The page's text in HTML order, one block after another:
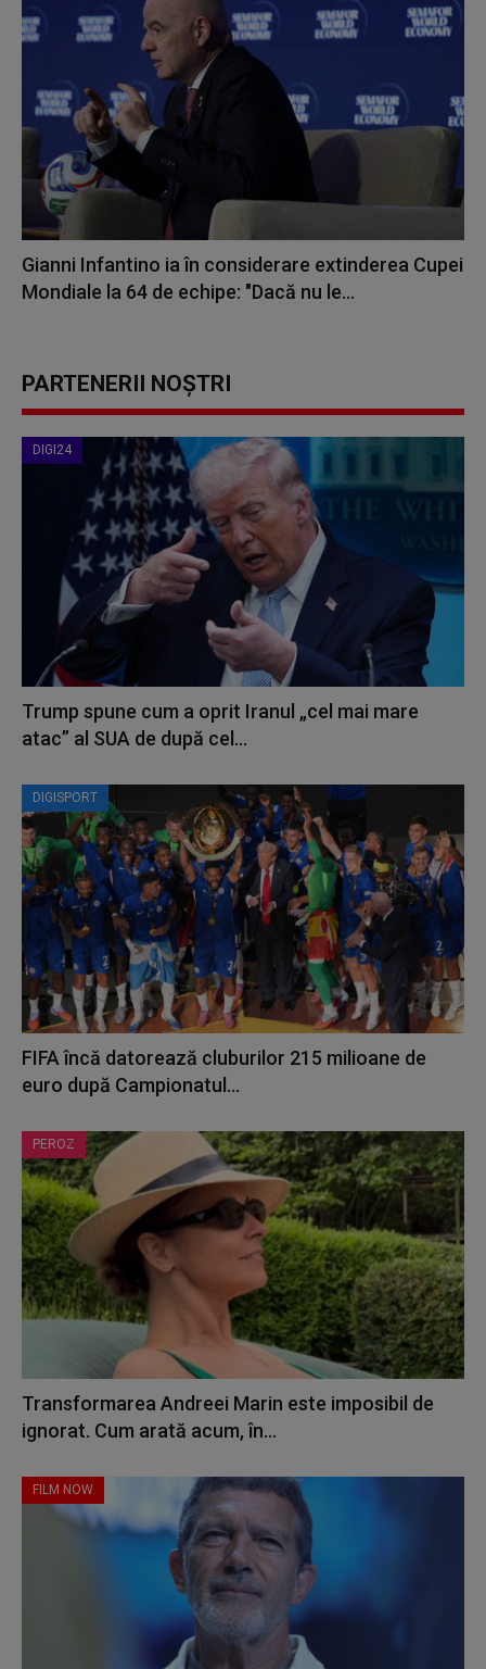
Gianni Infantino ia în considerare extinderea Cupei
Mondiale la 64 de echipe: "Dacă nu le...
PARTENERII NOȘTRI
DIGI24
Trump spune cum a oprit Iranul „cel mai mare
atac” al SUA de după cel...
DIGISPORT
FIFA încă datorează cluburilor 215 milioane de
euro după Campionatul...
PEROZ
Transformarea Andreei Marin este imposibil de
ignorat. Cum arată acum, în...
FILM NOW